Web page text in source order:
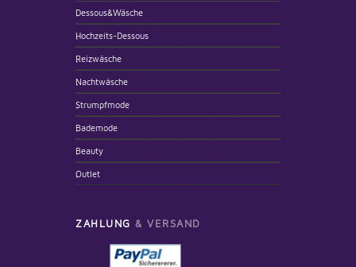
Dessous&Wäsche
Hochzeits-Dessous
Reizwäsche
Nachtwäsche
Strumpfmode
Bademode
Beauty
Outlet
ZAHLUNG & VERSAND